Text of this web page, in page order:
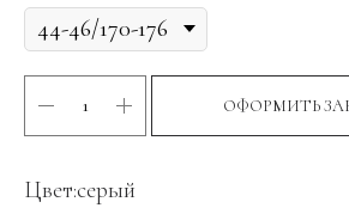
ОФОРМИТЬ
Цвет:серый